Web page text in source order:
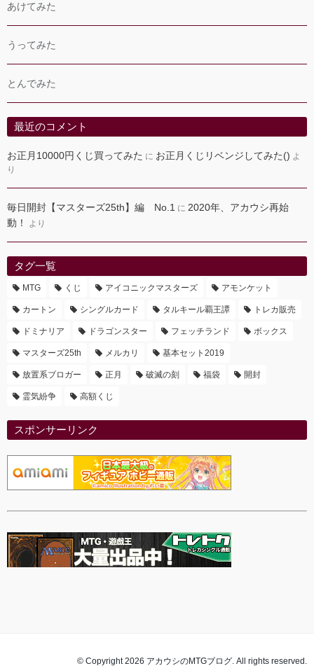
あけてみた
うってみた
とんでみた
最近のコメント
お正月10000円くじ買ってみた に お正月くじリベンジしてみた() よ
り
毎日開封【マスターズ25th】編 No.1 に 2020年、アカウシ再始
動！
より
タグ一覧
MTG くじ アイコニックマスターズ アモンケット
カートン シングルカード タルキール覇王譚 トレカ販売
ドミナリア ドラゴンスター フェッチランド ボックス
マスターズ25th メルカリ 基本セット2019
放置系ブロガー 正月 破滅の刻 福袋 開封
霊気紛争 高額くじ
スポンサーリンク
© Copyright 2026 アカウシのMTGブログ. All rights reserved.